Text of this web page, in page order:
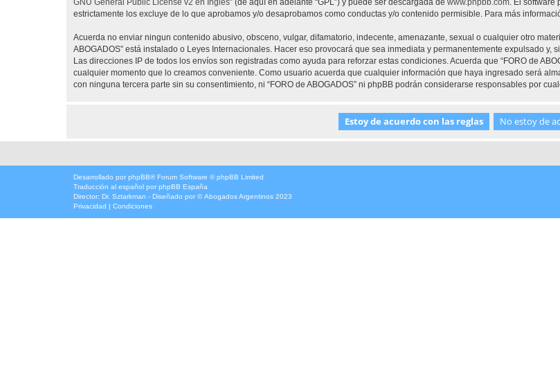
estrictamente los excluye de lo que aprobamos y/o desaprobamos como conductas y/o contenido permisible. Para más
Acuerda no enviar ningun contenido abusivo, obsceno, vulgar, difamatorio, indecente, amenazante, sexual o cualquier otro
ABOGADOS” está instalado o Leyes Internacionales. Hacer eso provocará que sea inmediata y permanentemente expulsado y,
Las direcciones IP de todos los envíos son registradas como ayuda para reforzar estas condiciones. Acuerda que “FORO de
cualquier momento que lo creamos conveniente. Como usuario acuerda que cualquier información que haya ingresado será
con ninguna tercera parte sin su consentimiento, ni “FORO de ABOGADOS” ni phpBB podrán considerarse responsables por
Desarrollado por phpBB® Forum Software © phpBB Limited
Traducción al español por phpBB España
Director: Dr. Sztarkman - Diseñado por ©Abogados Argentinos 2023
Privacidad | Condiciones